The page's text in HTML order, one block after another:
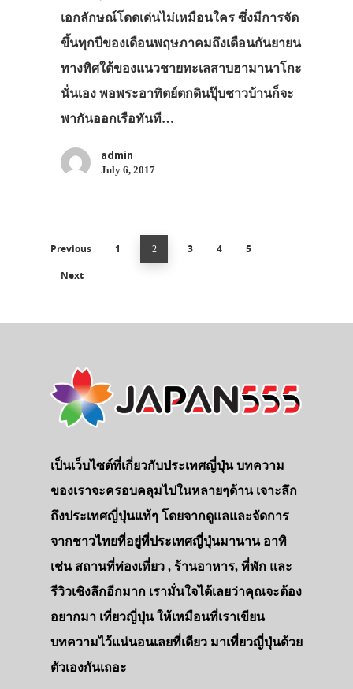
เอกลักษณ์โดดเด่นไม่เหมือนใคร ซึ่งมีการจัด
ขึ้นทุกปีของเดือนพฤษภาคมถึงเดือนกันยายน
ทางทิศใต้ของแนวชายทะเลสาบฮามานาโกะ
นั่นเอง พอพระอาทิตย์ตกดินปุ๊บชาวบ้านก็จะ
พากันออกเรือทันที…
admin
July 6, 2017
Previous 1 2 3 4
5
Next
เป็นเว็บไซต์ที่เกี่ยวกับประเทศญี่ปุ่น บทความ
ของเราจะครอบคลุมไปในหลายๆด้าน เจาะลึก
ถึงประเทศญี่ปุ่นแท้ๆ โดยจากดูแลและจัดการ
จากชาวไทยที่อยู่ที่ประเทศญี่ปุ่นมานาน อาทิ
เช่น สถานที่ท่องเที่ยว , ร้านอาหาร, ที่พัก และ
รีวิวเชิงลึกอีกมาก เรามั่นใจได้เลยว่าคุณจะต้อง
อยากมา เที่ยวญี่ปุ่น ให้เหมือนที่เราเขียน
บทความไว้แน่นอนเลยที่เดียว มาเที่ยวญี่ปุ่นด้วย
ตัวเองกันเถอะ